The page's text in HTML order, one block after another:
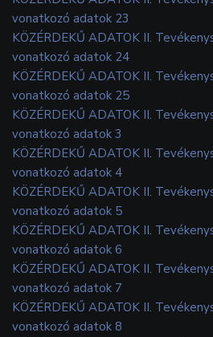
vonatkozó adatok 23
KÖZÉRDEKŰ ADATOK II.
vonatkozó adatok 24
KÖZÉRDEKŰ ADATOK II.
vonatkozó adatok 25
KÖZÉRDEKŰ ADATOK II.
vonatkozó adatok 3
KÖZÉRDEKŰ ADATOK II.
vonatkozó adatok 4
KÖZÉRDEKŰ ADATOK II.
vonatkozó adatok 5
KÖZÉRDEKŰ ADATOK II.
vonatkozó adatok 6
KÖZÉRDEKŰ ADATOK II.
vonatkozó adatok 7
KÖZÉRDEKŰ ADATOK II.
vonatkozó adatok 8